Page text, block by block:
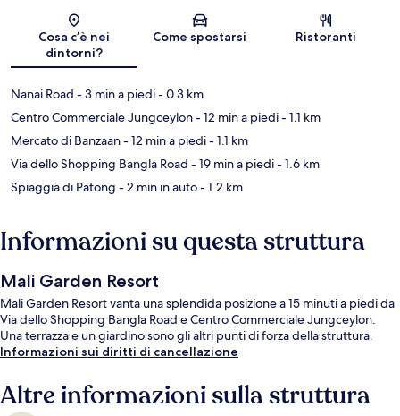
Cosa c’è nei
dintorni?
Come spostarsi Ristoranti
Nanai Road - 3 min a piedi- 0.3 km
Centro Commerciale Jungceylon- 12 min a piedi- 1.1 km
Mercato di Banzaan- 12 min a piedi- 1.1 km
Via dello Shopping Bangla Road - 19 min a piedi- 1.6 km
Spiaggia di Patong - 2 min in auto- 1.2 km
Informazioni su questa struttura
Mali Garden Resort
Mali Garden Resort vanta una splendida posizione a 15 minuti a piedi da
Via dello Shopping Bangla Road e Centro Commerciale Jungceylon.
Una terrazza e un giardino sono gli altri punti di forza della struttura.
Informazioni sui diritti di cancellazione
Altre informazioni sulla struttura